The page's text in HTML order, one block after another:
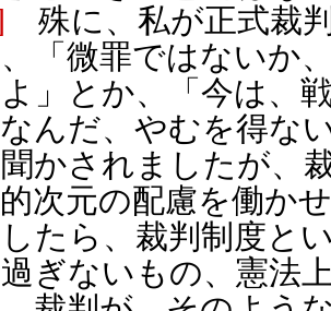
殊に、私が正式裁
「微罪ではないか
」とか、「今は、
んだ、やむを得な
かされましたが、
次元の配慮を働か
たら、裁判制度と
ぎないもの、憲法